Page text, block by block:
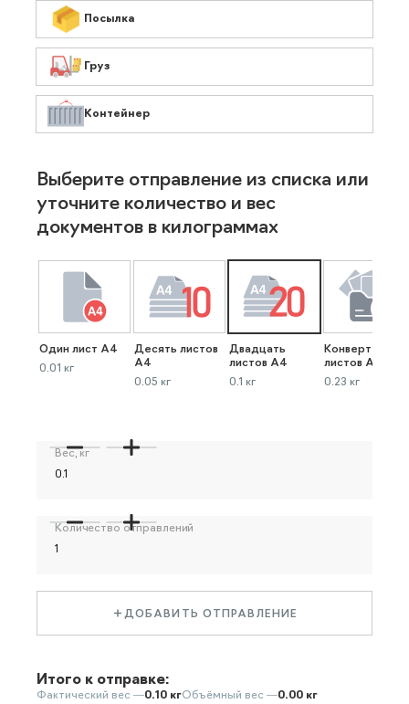
Посылка
Груз
Контейнер
Выберите отправление из списка или
уточните количество и вес
документов в килограммах
Один лист А4
0.01 кг
Десять листов
А4
0.05 кг
Двадцать
листов А4
0.1 кг
Конверт до 40
листов А4
0.23 кг
Вес, кг
Количество отправлений
ДОБАВИТЬ ОТПРАВЛЕНИЕ
Итого к отправке:
Фактический вес —0.10 кгОбъёмный вес —0.00 кг